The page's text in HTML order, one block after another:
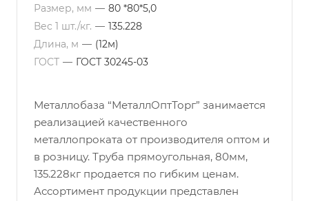
Размер, мм — 80 *80*5,0
Вес 1 шт./кг. — 135.228
Длина, м — (12м)
ГОСТ — ГОСТ 30245-03
Металлобаза “МеталлОптТорг” занимается
реализацией качественного
металлопроката от производителя оптом и
в розницу. Труба прямоугольная, 80мм,
135.228кг продается по гибким ценам.
Ассортимент продукции представлен